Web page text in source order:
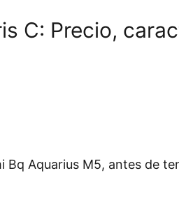
C: Precio,
Bq Aquarius M5, antes de